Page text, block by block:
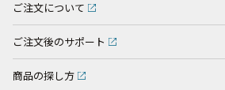
ご注文について
ご注文後のサポート
商品の探し方